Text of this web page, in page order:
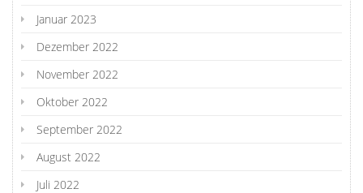
Januar 2023
Dezember 2022
November 2022
Oktober 2022
September 2022
August 2022
Juli 2022